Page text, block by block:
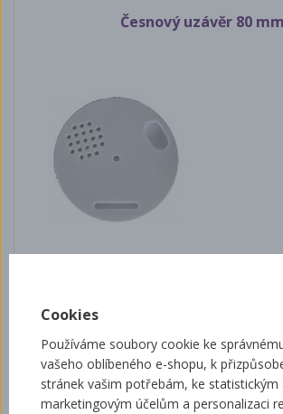
Česnový uzávěr 80 mm
10 Kč
Chovná zátka
Cookies
Používáme soubory cookie ke
vašeho oblíbeného e-shopu, k
stránek vašim potřebám, ke statistickým
marketingovým účelům a personalizaci